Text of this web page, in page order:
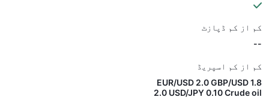
کم از کم ڈپازٹ
--
کم از کم اسپریڈ
1.8 EUR/USD 2.0 GBP/USD
2.0 USD/JPY 0.10 Crude oil